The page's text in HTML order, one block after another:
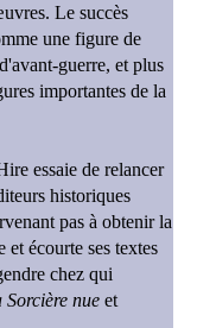
Le succès
une figure de
guerre, et plus
importantes de la
essaie de relancer
historiques
pas à obtenir la
et écourte ses textes
chez qui
Sorcière nue et